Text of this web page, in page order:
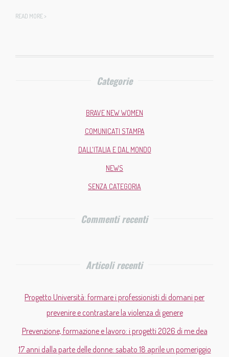
READ MORE >
Categorie
BRAVE NEW WOMEN
COMUNICATI STAMPA
DALL'ITALIA E DAL MONDO
NEWS
SENZA CATEGORIA
Commenti recenti
Articoli recenti
Progetto Università: formare i professionisti di domani per
prevenire e contrastare la violenza di genere
Prevenzione, formazione e lavoro: i progetti 2026 di me.dea
17 anni dalla parte delle donne: sabato 18 aprile un pomeriggio